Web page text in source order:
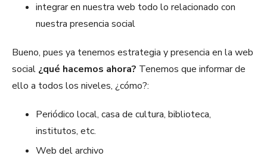
integrar en nuestra web todo lo relacionado con
nuestra presencia social
Bueno, pues ya tenemos estrategia y presencia en la web
social ¿qué hacemos ahora? Tenemos que informar de
ello a todos los niveles, ¿cómo?:
Periódico local, casa de cultura, biblioteca,
institutos, etc.
Web del archivo